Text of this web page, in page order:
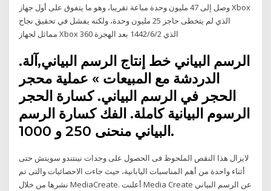
وصل إلى 47 مليون وحدة مباعة تقريبا، وهو ما يتفوق على أول جهاز Xbox
الذي لم يتخطى حاجز 25 مليون وحدة، ولكنه يفشل في تحقيق نجاح
مماثل لجهاز Xbox 360 الذي 2‏‏/6‏‏/1442 بعد الهجرة
الرسم البياني خط إنتاج الرسم البياني,آلة.
الدردشة مع المبيعات » عملية محجر
الحجر في الرسم البياني. كسارة الحجر
الرسوم البيانية كاملة. الفك كسارة الرسم
البياني منحنى 250 و 1000.
لايزال هذا النقص الملحوظ فى الحصول على وحدات نينتندو سويتش حتى
أثناء واحدة من أهم المناسبات اليابانية، حيث جاءت الاحصائيات والتى تم
نشرها من خلال MediaCreate. أعلنت Media Create عن الرسم البياني